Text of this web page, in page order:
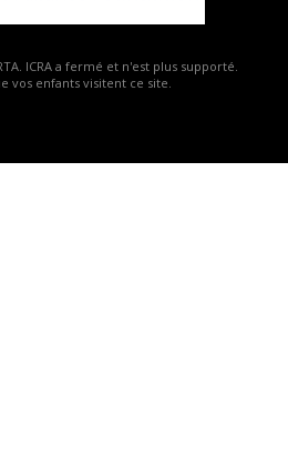
ICRA a fermé et n'est plus supporté.
vos enfants visitent ce site.